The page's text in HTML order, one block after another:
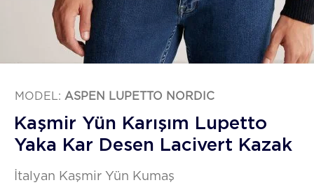
MODEL: ASPEN LUPETTO NORDIC
Kaşmir Yün Karışım Lupetto
Yaka Kar Desen Lacivert Kazak
İtalyan Kaşmir Yün Kumaş